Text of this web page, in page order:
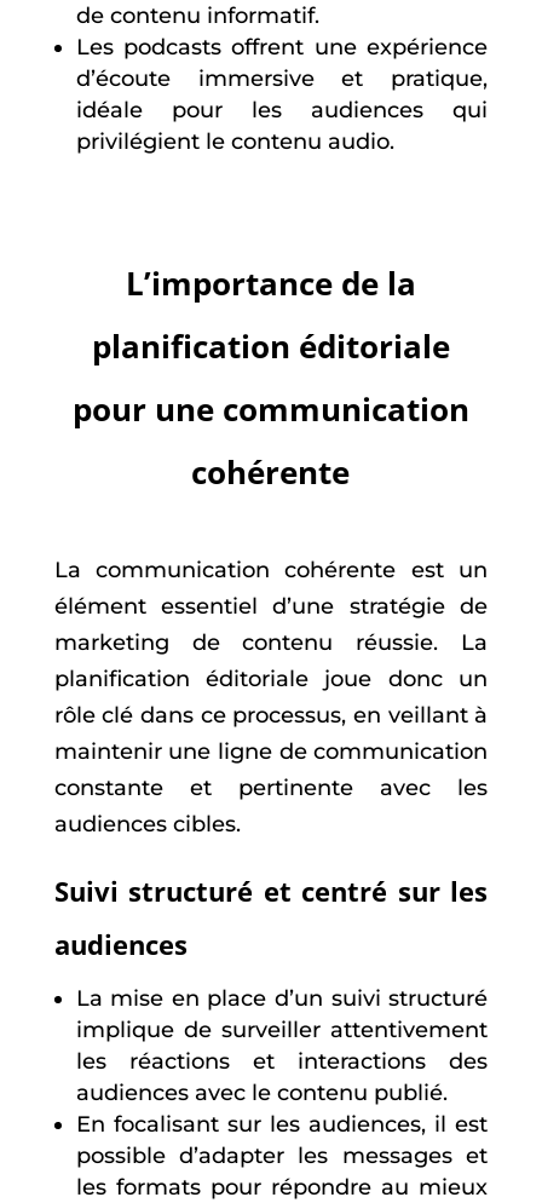
de contenu informatif.
Les podcasts offrent une expérience
d’écoute immersive et pratique,
idéale pour les audiences qui
privilégient le contenu audio.
L’importance de la
planification éditoriale
pour une communication
cohérente
La communication cohérente est un
élément essentiel d’une stratégie de
marketing de contenu réussie. La
planification éditoriale joue donc un
rôle clé dans ce processus, en veillant à
maintenir une ligne de communication
constante et pertinente avec les
audiences cibles.
Suivi structuré et centré sur les
audiences
La mise en place d’un suivi structuré
implique de surveiller attentivement
les réactions et interactions des
audiences avec le contenu publié.
En focalisant sur les audiences, il est
possible d’adapter les messages et
les formats pour répondre au mieux